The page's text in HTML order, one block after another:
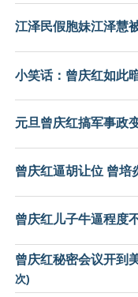
江泽民假胞妹江泽慧
小笑话：曾庆红如此
元旦曾庆红搞军事政
曾庆红逼胡让位 曾培
曾庆红儿子牛逼程度
曾庆红秘密会议开到
次)